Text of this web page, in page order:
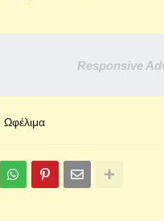
Responsive
Ωφέλιμα